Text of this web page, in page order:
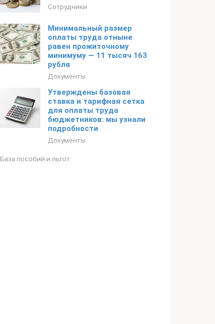
Сотрудники
Минимальный размер
оплаты труда отныне
равен прожиточному
минимуму — 11 тысяч 163
рубля
Документы
Утверждены базовая
ставка и тарифная сетка
для оплаты труда
бюджетников: мы узнали
подробности
Документы
База пособий и льгот